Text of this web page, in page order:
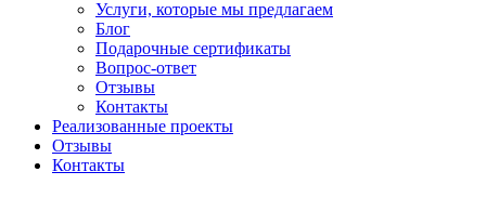
Услуги, которые мы предлагаем
Блог
Подарочные сертификаты
Вопрос-ответ
Отзывы
Контакты
Реализованные проекты
Отзывы
Контакты